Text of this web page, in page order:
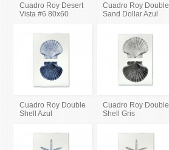
Cuadro Roy Desert
Vista #6 80x60
Cuadro Roy Double
Sand Dollar Azul
Cuadro Roy Double
Shell Azul
Cuadro Roy Double
Shell Gris